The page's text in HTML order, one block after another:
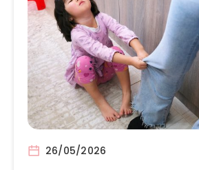
26/05/2026